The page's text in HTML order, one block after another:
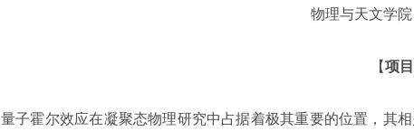
物理与天文学
【项
量子霍尔效应在凝聚态物理研究中占据着极其重要的位置，其